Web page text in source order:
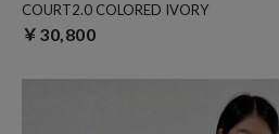
COURT2.0 COLORED IVORY
￥30,800